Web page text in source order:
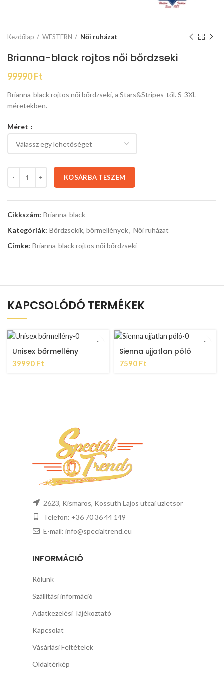
Kezdőlap WESTERN Női ruházat
Brianna-black rojtos női bőrdzseki
99990Ft
Brianna-black rojtos női bőrdzseki, a Stars&Stripes-től. S-3XL
méretekben.
Méret
KOSÁRBA TESZEM
Cikkszám: Brianna-black
Kategóriák: Bőrdzsekik, bőrmellények, Női ruházat
Címke: Brianna-black rojtos női bőrdzseki
KAPCSOLÓDÓ TERMÉKEK
Unisex bőrmellény
39990 Ft
Sienna ujjatlan póló
7590 Ft
2623, Kismaros, Kossuth Lajos utcai üzletsor
Telefon: +36 70 36 44 149
E-mail: info@specialtrend.eu
INFORMÁCIÓ
Rólunk
Szállítási információ
Adatkezelési Tájékoztató
Kapcsolat
Vásárlási Feltételek
Oldaltérkép